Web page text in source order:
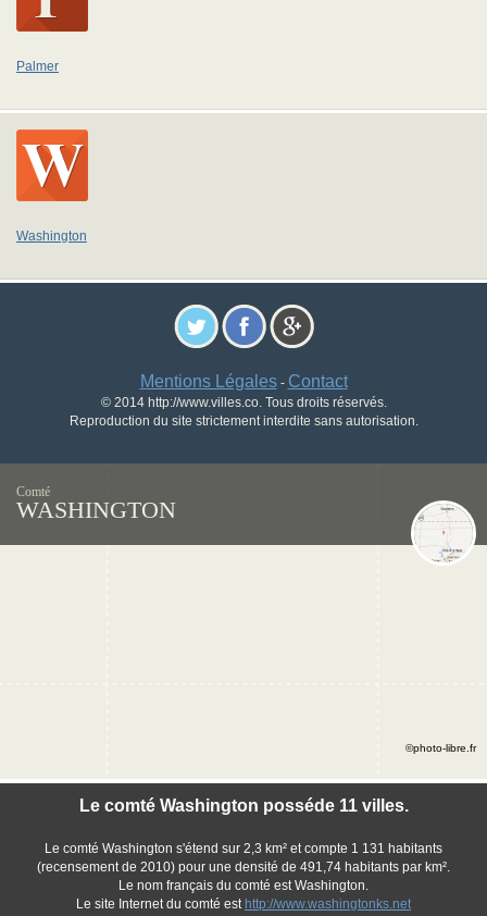
Palmer
Washington
Mentions Légales- Contact
© 2014 http://www.villes.co. Tous droits réservés.
Reproduction du site strictement interdite sans autorisation.
Comté
WASHINGTON
Le comté Washington posséde 11 villes.
Le comté Washington s'étend sur 2,3 km² et compte 1 131 habitants
(recensement de 2010) pour une densité de 491,74 habitants par km².
Le nom français du comté est Washington.
Le site Internet du comté est http://www.washingtonks.net
©photo-libre.fr